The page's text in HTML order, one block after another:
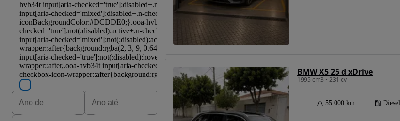
BMW X5 25 d xDrive
1995 cm3 • 231 cv
55 000 km Diesel